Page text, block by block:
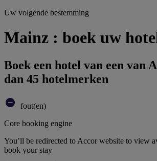
Uw volgende bestemming
Mainz : boek uw
Boek een hotel van een van
dan 45 hotelmerken
fout(en)
Core booking engine
You’ll be redirected to Accor website to view
book your stay